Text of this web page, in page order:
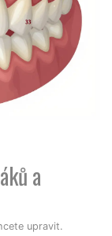
a
upravit.